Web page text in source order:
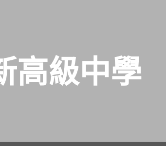
高級中學